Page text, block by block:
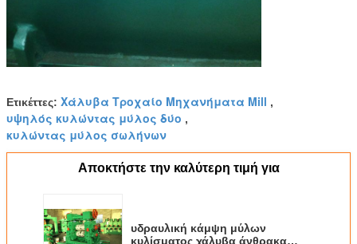
Ετικέττες: Χάλυβα Τροχαίο Μηχανήματα Mill ,
υψηλός κυλώντας μύλος δύο ,
κυλώντας μύλος σωλήνων
Αποκτήστε την καλύτερη τιμή για
υδραυλική κάμψη μύλων
κυλίσματος χάλυβα άνθρακα